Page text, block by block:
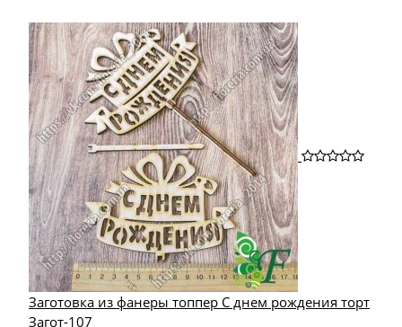
Заготовка из фанеры топпер С днем рождения торт
Загот-107